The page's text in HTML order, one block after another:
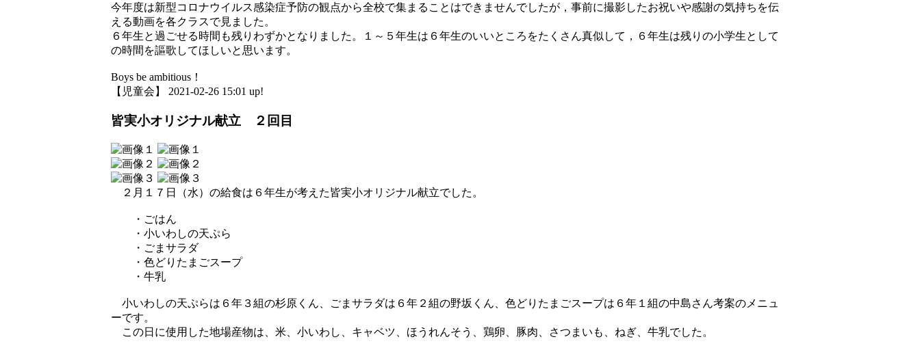
今年度は新型コロナウイルス感染症予防の観点から全校で集まることはできませんでしたが，事前に撮影したお祝いや感謝の気持ちを伝
える動画を各クラスで見ました。
６年生と過ごせる時間も残りわずかとなりました。１～５年生は６年生のいいところをたくさん真似して，６年生は残りの小学生として
の時間を謳歌してほしいと思います。
Boys be ambitious！
【児童会】 2021-02-26 15:01 up!
皆実小オリジナル献立 ２回目
２月１７日（水）の給食は６年生が考えた皆実小オリジナル献立でした。
・ごはん
・小いわしの天ぷら
・ごまサラダ
・色どりたまごスープ
・牛乳
小いわしの天ぷらは６年３組の杉原くん、ごまサラダは６年２組の野坂くん、色どりたまごスープは６年１組の中島さん考案のメニュ
ーです。
この日に使用した地場産物は、米、小いわし、キャベツ、ほうれんそう、鶏卵、豚肉、さつまいも、ねぎ、牛乳でした。